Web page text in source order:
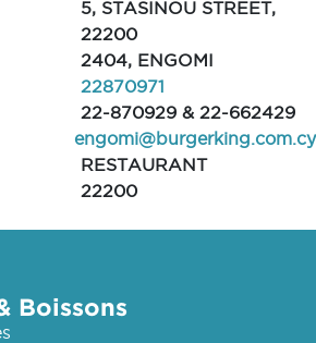
5, STASINOU STREET,
22200
2404, ENGOMI
22870971
22-870929 & 22-662429
engomi@burgerking.com.cy
RESTAURANT
22200
Boissons